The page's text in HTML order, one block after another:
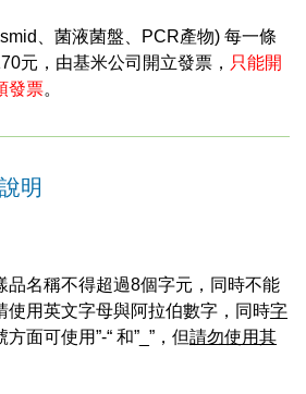
、菌液菌盤、PCR產物) 每一條
元，由基米公司開立發票， 只能開
發票。
明
品名稱不得超過8個字元，同時不能
使用英文字母與阿拉伯數字，同時字
方面可使用”-“ 和”_” ，但請勿使用其